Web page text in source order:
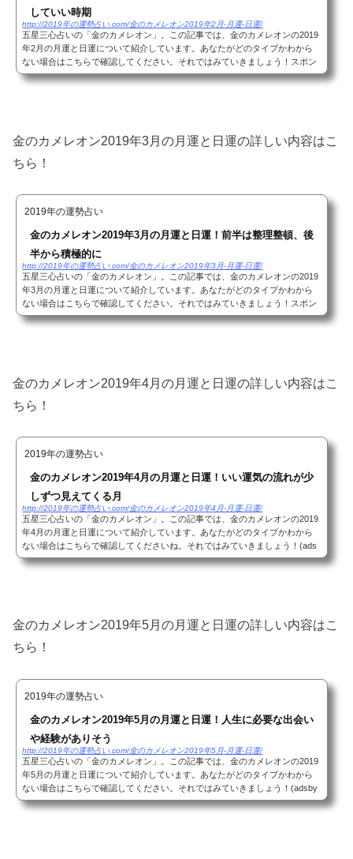
していい時期
http://2019年の運勢占い.com/金のカメレオン2019年2月-月運-日運/
五星三心占いの「金のカメレオン」。この記事では、金のカメレオンの2019
年2月の月運と日運について紹介しています。あなたがどのタイプかわから
ない場合はこちらで確認してください。それではみていきましょう！スポン
サーリンク(adsbygoogle = window.adsbygoogle ...
金のカメレオン2019年3月の月運と日運の詳しい内容はこ
ちら！
2019年の運勢占い
金のカメレオン2019年3月の月運と日運！前半は整理整頓、後
半から積極的に
http://2019年の運勢占い.com/金のカメレオン2019年3月-月運-日運/
五星三心占いの「金のカメレオン」。この記事では、金のカメレオンの2019
年3月の月運と日運について紹介しています。あなたがどのタイプかわから
ない場合はこちらで確認してください。それではみていきましょう！スポン
サーリンク(adsbygoogle = window.adsbygoogle ...
金のカメレオン2019年4月の月運と日運の詳しい内容はこ
ちら！
2019年の運勢占い
金のカメレオン2019年4月の月運と日運！いい運気の流れが少
しずつ見えてくる月
http://2019年の運勢占い.com/金のカメレオン2019年4月-月運-日運/
五星三心占いの「金のカメレオン」。この記事では、金のカメレオンの2019
年4月の月運と日運について紹介しています。あなたがどのタイプかわから
ない場合はこちらで確認してくださいね。それではみていきましょう！(ads
bygoogle = window.adsbygoogle || ).push({});...
金のカメレオン2019年5月の月運と日運の詳しい内容はこ
ちら！
2019年の運勢占い
金のカメレオン2019年5月の月運と日運！人生に必要な出会い
や経験がありそう
http://2019年の運勢占い.com/金のカメレオン2019年5月-月運-日運/
五星三心占いの「金のカメレオン」。この記事では、金のカメレオンの2019
年5月の月運と日運について紹介しています。あなたがどのタイプかわから
ない場合はこちらで確認してください。それではみていきましょう！(adsby
google = window.adsbygoogle || ).push({});五...